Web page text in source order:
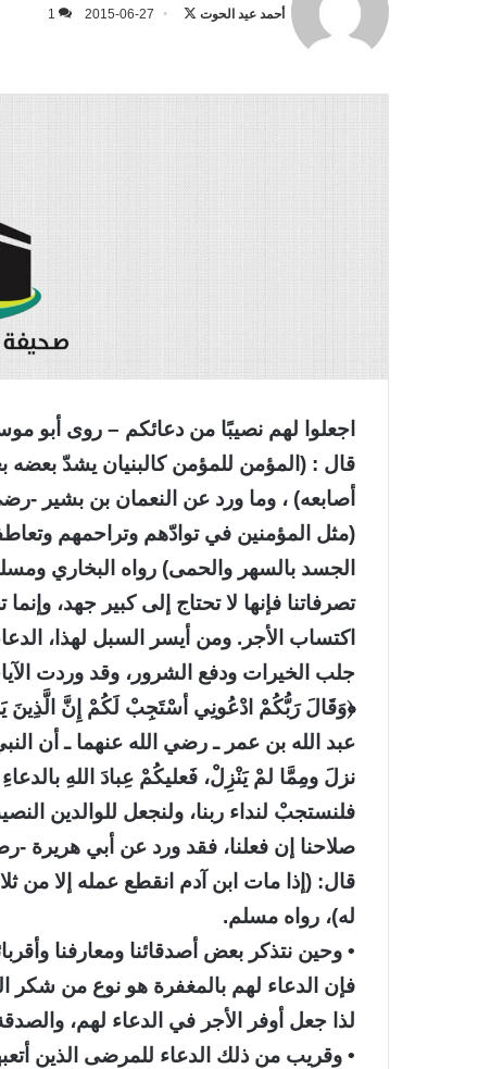
أحمد عيد الحوت 2015-06-27
1
اجعلوا لهم نصيبًا من دعائكم – روى أبو
قال : (المؤمن للمؤمن كالبنيان يشدّ بعضه
أصابعه) ، وما ورد عن النعمان بن بشير -
(مثل المؤمنين في توادّهم وتراحمهم
الجسد بالسهر والحمى) رواه البخاري
تصرفاتنا فإنها لا تحتاج إلى كبير جهد،
اكتساب الأجر. ومن أيسر السبل لهذا،
جلب الخيرات ودفع الشرور، وقد وردت
﴿وَقَالَ رَبُّكُمْ ادْعُونِي أسْتَجِبْ لَكُمْ إِنَّ
عبد الله بن عمر ـ رضي الله عنهما ـ أن
نزلَ ومِمَّا لمْ يَنْزِلْ، فَعليكُمْ عِبادَ اللهِ
فلنستجبْ لنداء ربنا، ولنجعل للوالدين
صلاحنا إن فعلنا، فقد ورد عن أبي هريرة
قال: (إذا مات ابن آدم انقطع عمله إلا من
له)، رواه مسلم.
• وحين نتذكر بعض أصدقائنا ومعارفنا
فإن الدعاء لهم بالمغفرة هو نوع من شكر
لذا جعل أوفر الأجر في الدعاء لهم،
• وقريب من ذلك الدعاء للمرضى الذين